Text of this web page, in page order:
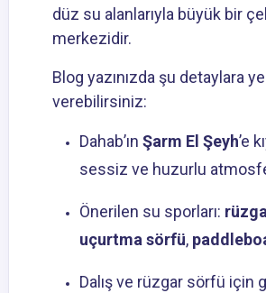
düz su alanlarıyla büyük bir
merkezidir.
Blog yazınızda şu detaylara
verebilirsiniz:
Dahab’ın Şarm El Şeyh’e
sessiz ve huzurlu
Önerilen su sporları:
uçurtma sörfü,
Dalış ve rüzgar sörfü için